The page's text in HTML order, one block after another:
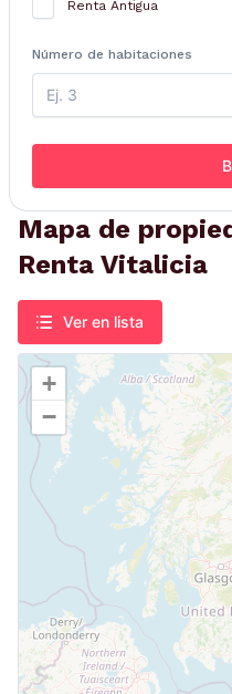
Renta Antigua
Número de habitaciones
Mapa de
Renta Vitalicia
Ver en lista
+
−